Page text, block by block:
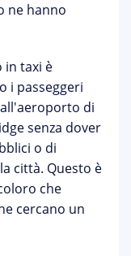
ne hanno
in taxi è
i passeggeri
di
senza dover
o di
città. Questo è
che
cercano un